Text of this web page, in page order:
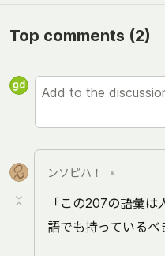
Top comments (2)
ンソピハ！ •
「この207の語彙
語でも持っているべ